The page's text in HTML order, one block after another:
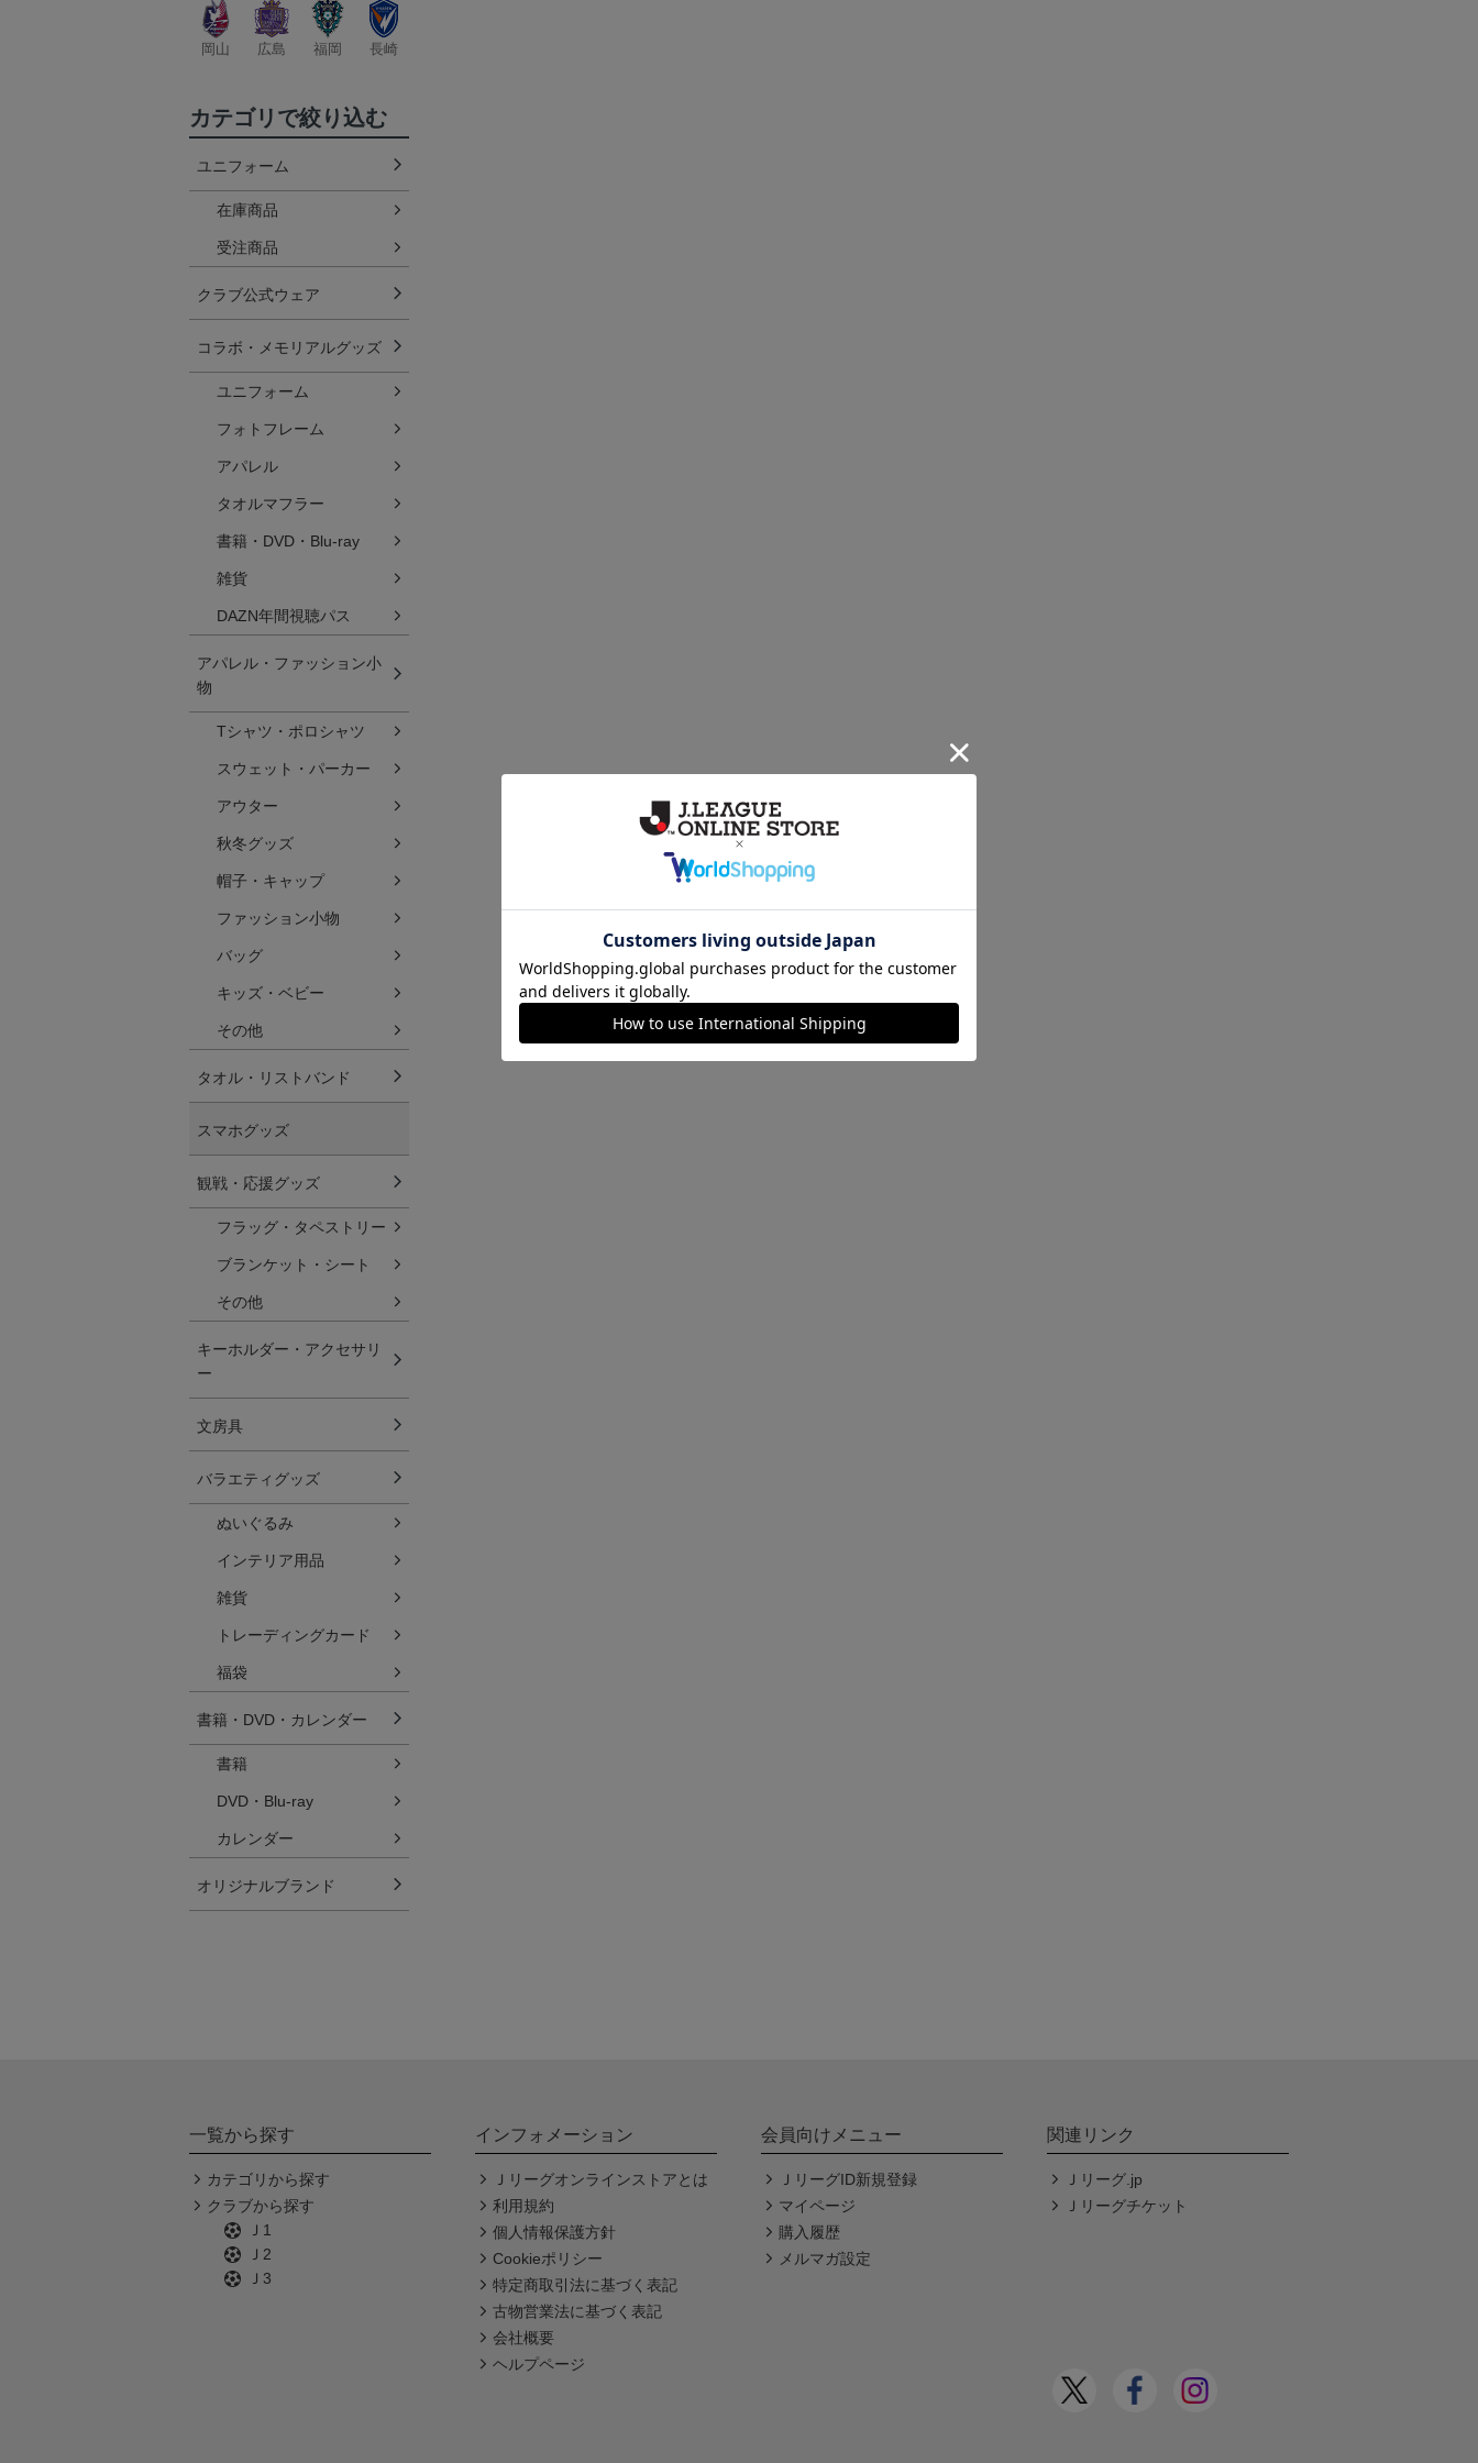
岡山 広島 福岡 長崎
カテゴリで絞り込む
ユニフォーム
在庫商品
受注商品
クラブ公式ウェア
コラボ・メモリアルグッズ
ユニフォーム
フォトフレーム
アパレル
タオルマフラー
書籍・DVD・Blu-ray
雑貨
DAZN年間視聴パス
アパレル・ファッション小
物
Tシャツ・ポロシャツ
スウェット・パーカー
アウター
秋冬グッズ
帽子・キャップ
ファッション小物
バッグ
キッズ・ベビー
その他
タオル・リストバンド
スマホグッズ
観戦・応援グッズ
フラッグ・タペストリー
ブランケット・シート
その他
キーホルダー・アクセサリ
ー
文房具
バラエティグッズ
ぬいぐるみ
インテリア用品
雑貨
トレーディングカード
福袋
書籍・DVD・カレンダー
書籍
DVD・Blu-ray
カレンダー
オリジナルブランド
一覧から探す
カテゴリから探す
クラブから探す
Ｊ1
Ｊ2
Ｊ3
インフォメーション
Ｊリーグオンラインストアとは
利用規約
個人情報保護方針
Cookieポリシー
特定商取引法に基づく表記
古物営業法に基づく表記
会社概要
ヘルプページ
会員向けメニュー
ＪリーグID新規登録
マイページ
購入履歴
メルマガ設定
関連リンク
Ｊリーグ.jp
Ｊリーグチケット